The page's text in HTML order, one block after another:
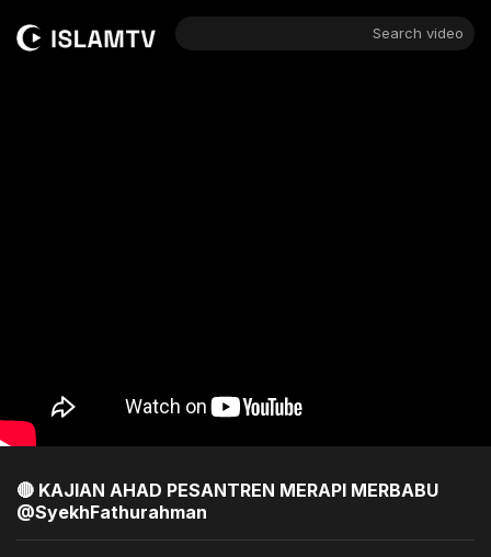
Search video
🔴 KAJIAN AHAD PESANTREN MERAPI MERBABU
@SyekhFathurahman